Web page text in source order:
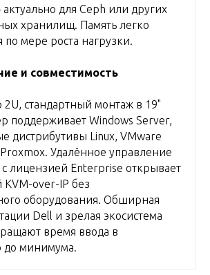
для Ceph или других
хранилищ. Память легко
по мере роста нагрузки.
и совместимость
стандартный монтаж в 19"
поддерживает Windows Server,
дистрибутивы Linux, VMware
Proxmox. Удалённое управление
с лицензией Enterprise открывает
over-IP без
оборудования. Обширная
Dell и зрелая экосистема
время ввода в
до минимума.